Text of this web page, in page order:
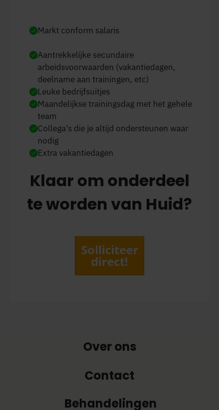
Markt conform salaris
Aantrekkelijke secundaire
arbeidsvoorwaarden (vakantiedagen,
deelname aan trainingen, etc)
Leuke bedrijfsuitjes
Maandelijkse trainingsdag met het gehele
team
Collega's die je altijd ondersteunen waar
nodig
Extra vakantiedagen
Klaar om onderdeel
te worden van Huid?
Solliciteer
direct!
Over ons
Contact
Behandelingen